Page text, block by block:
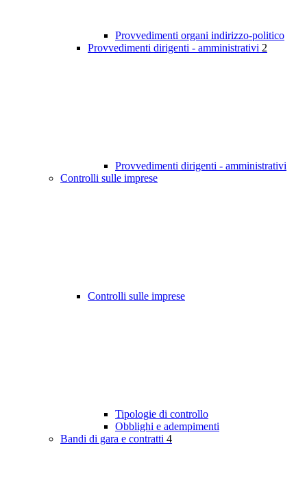
Provvedimenti organi indirizzo-politico
Provvedimenti dirigenti - amministrativi 2
Provvedimenti dirigenti - amministrativi
Controlli sulle imprese
Controlli sulle imprese
Tipologie di controllo
Obblighi e adempimenti
Bandi di gara e contratti 4